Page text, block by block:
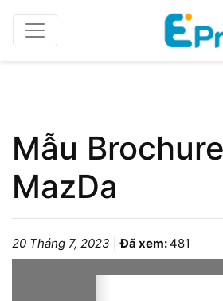
HomeCatalogue/Brochure
Mẫu
MazDa
20 Tháng 7, 2023 |Đã xem:481